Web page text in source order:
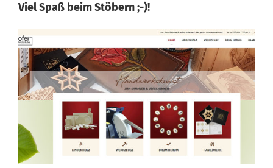
Viel Spaß beim Stöbern ;-)!